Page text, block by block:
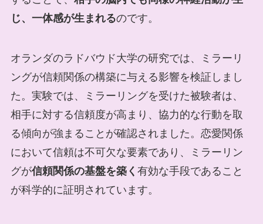
じ、一体感が生まれるのです。
オランダのラドバウド大学の研究では、ミラーリ
ングが信頼関係の構築に与える影響を検証しまし
た。実験では、ミラーリングを受けた被験者は、
相手に対する信頼度が高まり、協力的な行動を取
る傾向が強まることが確認されました。恋愛関係
において信頼は不可欠な要素であり、ミラーリン
グが信頼関係の基盤を築く 有効な手段であること
が科学的に証明されています。